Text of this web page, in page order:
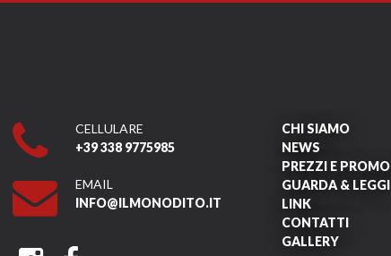
CELLULARE
+39 338 9775985
EMAIL
INFO@ILMONODITO.IT
CHI SIAMO
NEWS
PREZZI E
GUARDA & LEGGI
LINK
CONTATTI
GALLERY